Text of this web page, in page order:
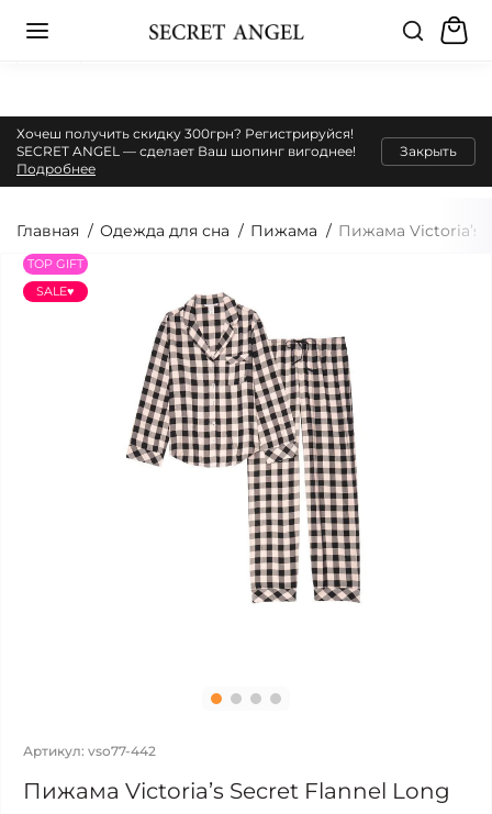
Хочеш получить скидку 300грн? Регистрируйся!
SECRET ANGEL — сделает Ваш шопинг вигоднее!
Подробнее
Закрыть
Главная Одежда для сна Пижама Пижама Victoria’s
TOP GIFT
SALE♥
Артикул: vso77-442
Пижама Victoria’s Secret Flannel Long